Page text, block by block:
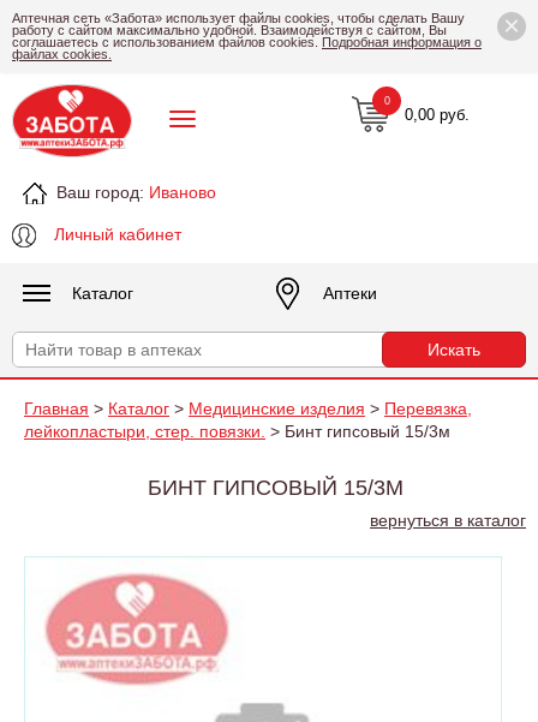
×
Аптечная сеть «Забота» использует файлы cookies, чтобы сделать Вашу
работу с сайтом максимально удобной. Взаимодействуя с сайтом, Вы
соглашаетесь с использованием файлов cookies. Подробная информация о
файлах cookies.
Ваш город: Иваново
Личный кабинет
0,00 руб.
0
Каталог Аптеки
Главная > Каталог > Медицинские изделия > Перевязка,
лейкопластыри, стер. повязки. > Бинт гипсовый 15/3м
БИНТ ГИПСОВЫЙ 15/3М
вернуться в каталог